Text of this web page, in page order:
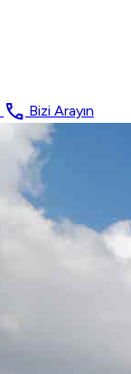
call Bizi Arayın